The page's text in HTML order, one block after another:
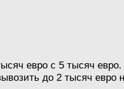
евро с 5 тысяч
до 2 тысяч евро